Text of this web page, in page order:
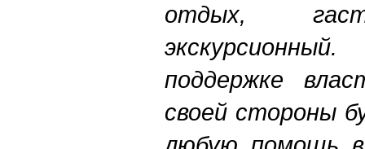
отдых,
экскурсионный
поддержке
своей стороны